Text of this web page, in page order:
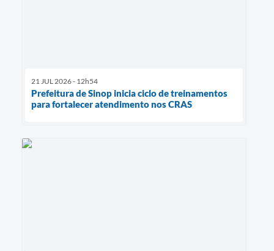
21 JUL 2026 - 12h54
Prefeitura de Sinop inicia ciclo de treinamentos
para fortalecer atendimento nos CRAS